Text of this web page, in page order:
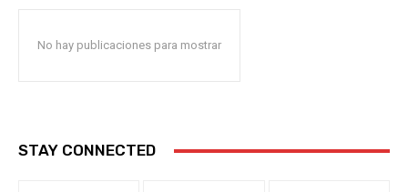
No hay publicaciones para mostrar
STAY CONNECTED